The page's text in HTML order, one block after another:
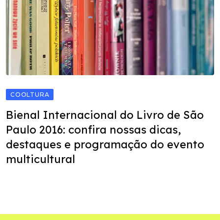
COOLTURA
Bienal Internacional do Livro de São
Paulo 2016: confira nossas dicas,
destaques e programação do evento
multicultural